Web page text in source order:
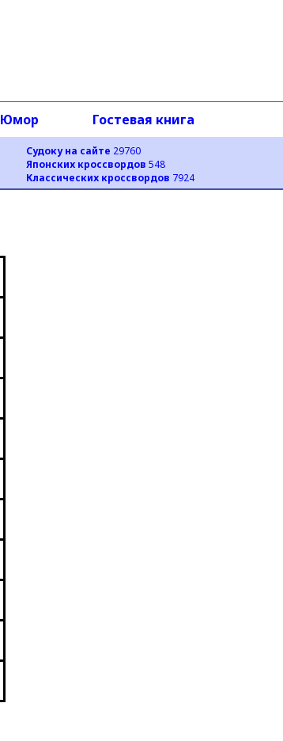
Судоку на сайте 29760
Японских кроссвордов 548
Классических кроссвордов 7924
Юмор Гостевая книга